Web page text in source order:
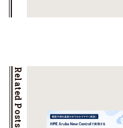
Related Posts